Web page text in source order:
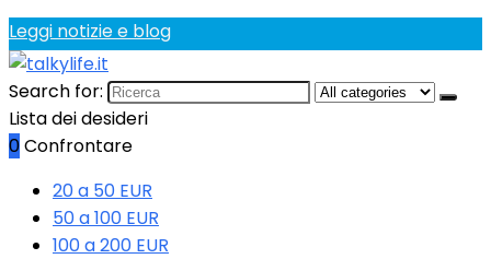
Leggi notizie e blog
Search for:
Lista dei desideri
0Confrontare
20 a 50 EUR
50 a 100 EUR
100 a 200 EUR